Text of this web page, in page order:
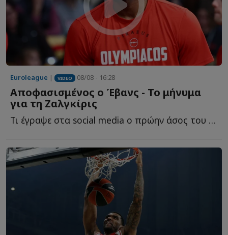
Euroleague | VIDEO 08/08 - 16:28
Αποφασισμένος ο Έβανς - Το μήνυμα
για τη Ζαλγκίρις
Τι έγραψε στα social media o πρώην άσος του Ο...